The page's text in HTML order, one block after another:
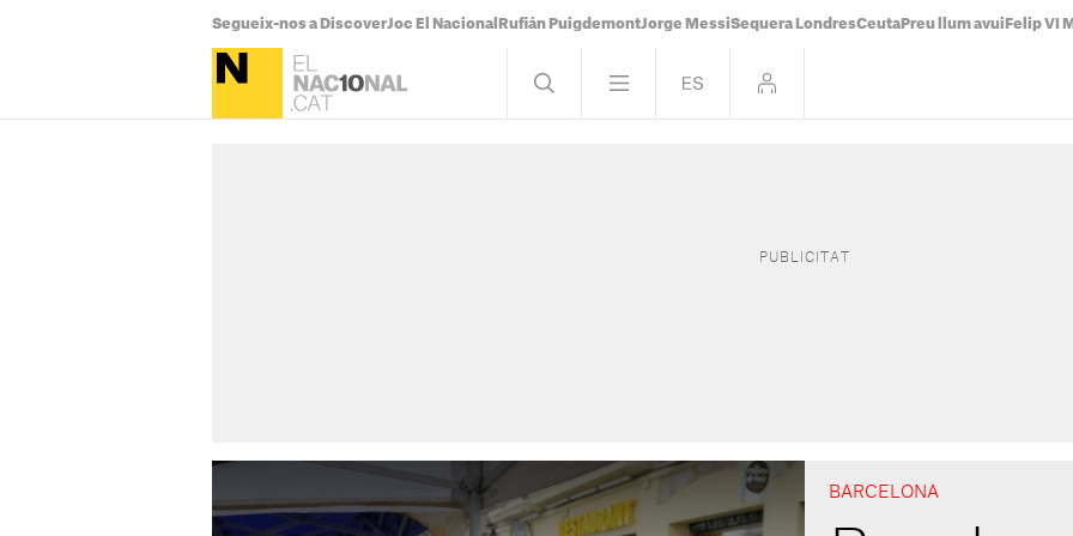
Segueix-nos a DiscoverJoc El Nacional Rufián PuigdemontJorge MessiSequera LondresCeuta Preu llum avui Felip VI
BARCELONA